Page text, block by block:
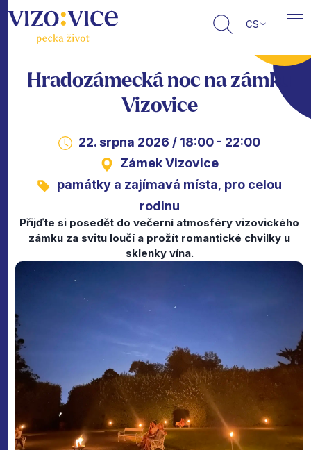
CS
Hradozámecká noc na zámku
Vizovice
22. srpna 2026 / 18:00 - 22:00
Zámek Vizovice
památky a zajímavá místa, pro celou
rodinu
Přijďte si posedět do večerní atmosféry vizovického
zámku za svitu loučí a prožít romantické chvilky u
sklenky vína.